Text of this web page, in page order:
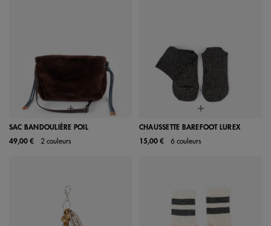
SAC BANDOULIÈRE POIL
49,00 €
2 couleurs
CHAUSSETTE BAREFOOT LUREX
15,00 €
6 couleurs